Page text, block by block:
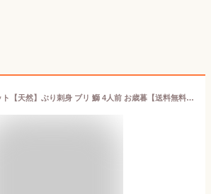
ぶりしゃぶ セット【天然】ぶり刺身 ブリ 鰤 4人前 お歳暮【送料無料】野菜を用意するだけ しゃぶしゃぶ 北海道産【寒ぶり】うまトロ600g血合い処理済養殖物では味わえない天然の旨みとコク【寒ブリ】10キロ以上物厳選ぽん酢特製出汁ラーメン400gレシピ付 御祝 ギフト